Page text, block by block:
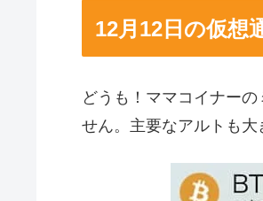
12月12日の仮想
どうも！ママコイナーの
せん。主要なアルトも大